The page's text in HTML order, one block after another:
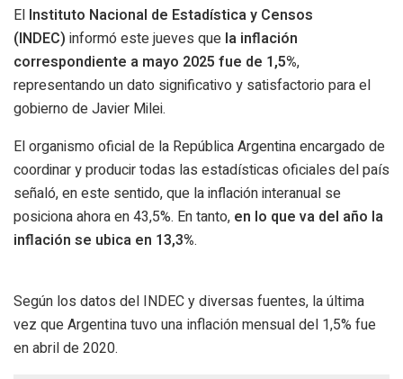
El Instituto Nacional de Estadística y Censos
(INDEC) informó este jueves que la inflación
correspondiente a mayo 2025 fue de 1,5%,
representando un dato significativo y satisfactorio para el
gobierno de Javier Milei.
El organismo oficial de la República Argentina encargado de
coordinar y producir todas las estadísticas oficiales del país
señaló, en este sentido, que la inflación interanual se
posiciona ahora en 43,5%. En tanto, en lo que va del año la
inflación se ubica en 13,3%.
Según los datos del INDEC y diversas fuentes, la última
vez que Argentina tuvo una inflación mensual del 1,5% fue
en abril de 2020.